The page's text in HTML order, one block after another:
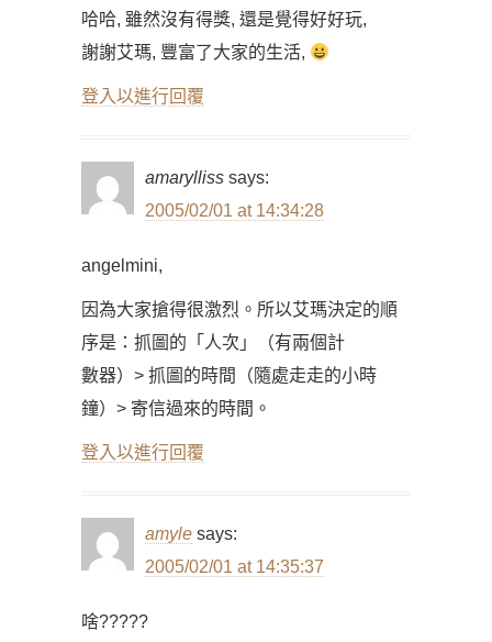
哈哈, 雖然沒有得獎, 還是覺得好好玩,
謝謝艾瑪, 豐富了大家的生活,
登入以進行回覆
amarylliss says:
2005/02/01 at 14:34:28
angelmini,
因為大家搶得很激烈。所以艾瑪決定的順
序是：抓圖的「人次」（有兩個計
數器）> 抓圖的時間（隨處走走的小時
鐘）> 寄信過來的時間。
登入以進行回覆
amyle says:
2005/02/01 at 14:35:37
啥?????